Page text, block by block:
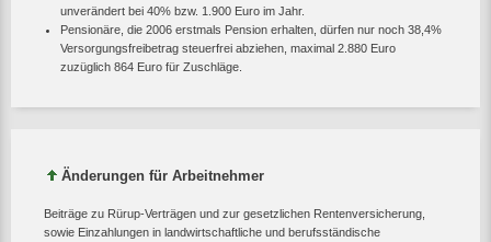
unverändert bei 40% bzw. 1.900 Euro im Jahr.
Pensionäre, die 2006 erstmals Pension erhalten, dürfen nur noch 38,4%
Versorgungsfreibetrag steuerfrei abziehen, maximal 2.880 Euro
zuzüglich 864 Euro für Zuschläge.
Änderungen für Arbeitnehmer
Beiträge zu Rürup-Verträgen und zur gesetzlichen Rentenversicherung,
sowie Einzahlungen in landwirtschaftliche und berufsständische